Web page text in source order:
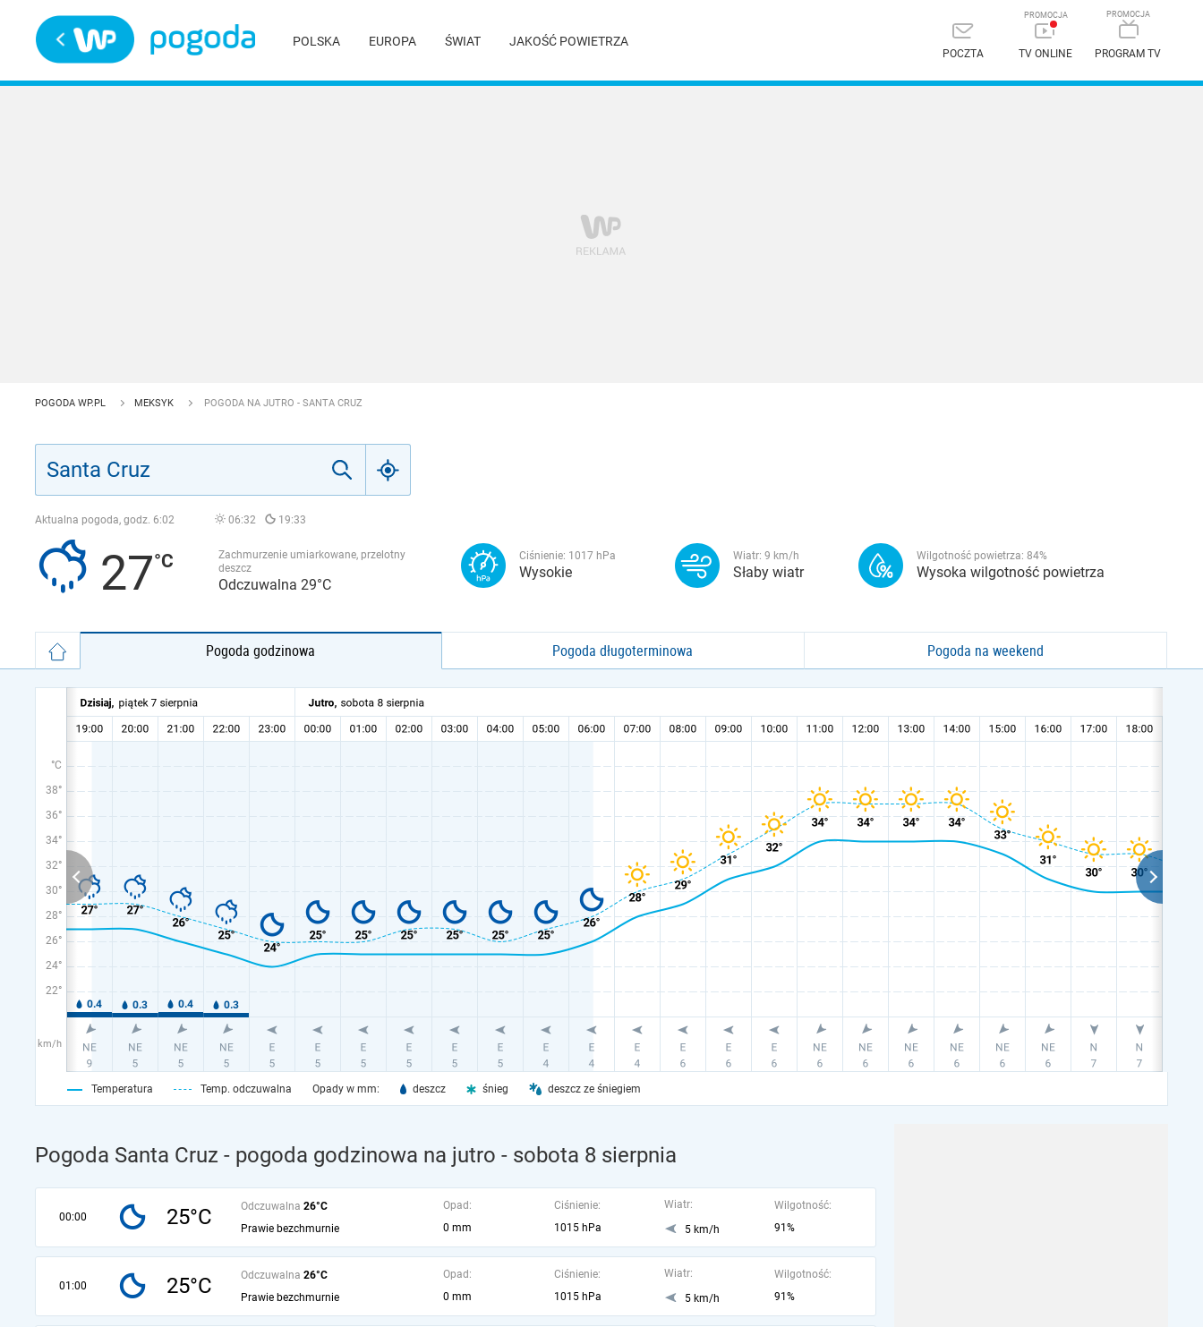
POLSKA EUROPA ŚWIAT JAKOŚĆ POWIETRZA
POCZTA TV ONLINE PROGRAM TV
POGODA WP.PL MEKSYK POGODA NA JUTRO - SANTA CRUZ
Aktualna pogoda, godz. 6:02 06:32 19:33
27
Zachmurzenie umiarkowane, przelotny
deszcz
Odczuwalna 29°C
Ciśnienie: 1017 hPa
Wysokie
Wiatr: 9 km/h
Słaby wiatr
Wilgotność powietrza: 84%
Wysoka wilgotność powietrza
Pogoda godzinowa Pogoda długoterminowa Pogoda na weekend
°C
38°
36°
34°
32°
30°
28°
26°
24°
22°
km/h
Temperatura Temp. odczuwalna Opady w mm: deszcz śnieg deszcz ze śniegiem
Pogoda Santa Cruz - pogoda godzinowa na jutro - sobota 8 sierpnia
00:00 25°C Odczuwalna 26°C
Prawie bezchmurnie
Opad:
0 mm
Ciśnienie:
1015 hPa
Wiatr:
5 km/h
Wilgotność:
91%
01:00 25°C Odczuwalna 26°C
Prawie bezchmurnie
Opad:
0 mm
Ciśnienie:
1015 hPa
Wiatr:
5 km/h
Wilgotność:
91%